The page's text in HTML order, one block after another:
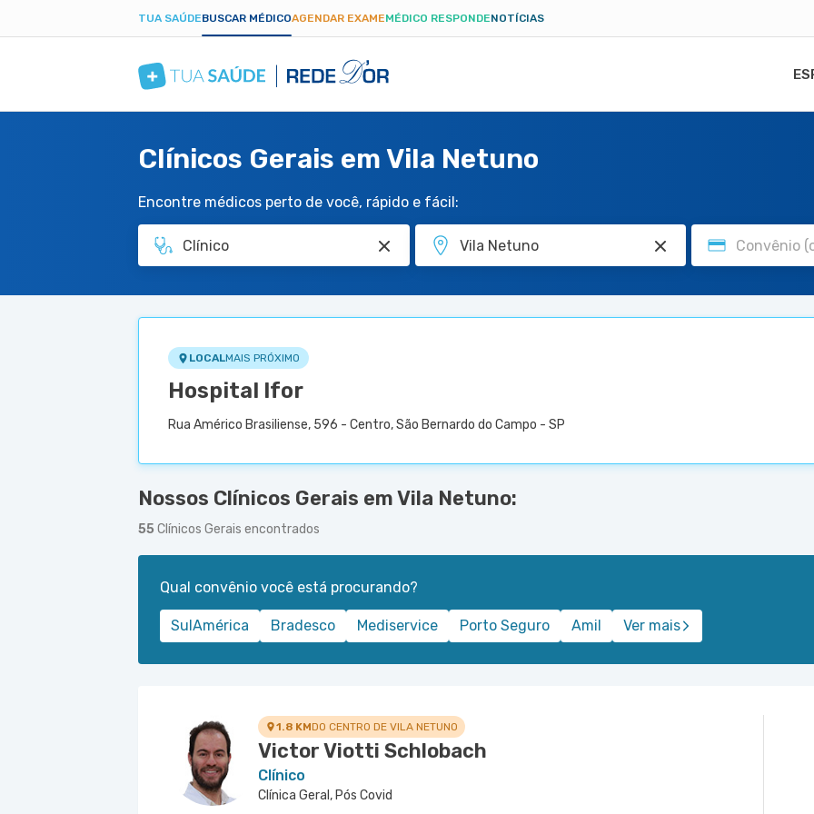
TUA SAÚDEBUSCAR MÉDICOAGENDAR EXAMEMÉDICO RESPONDENOTÍCIAS
Clínicos Gerais em Vila Netuno
Encontre médicos perto de você, rápido e fácil:
LOCALMAIS PRÓXIMO
Hospital Ifor
Rua Américo Brasiliense, 596 - Centro, São Bernardo do Campo - SP
Nossos Clínicos Gerais em Vila Netuno:
55 Clínicos Gerais encontrados
Qual convênio você está procurando?
SulAmérica Bradesco Mediservice Porto Seguro Amil Ver mais
1.8 KMDO CENTRO DE VILA NETUNO
Victor Viotti Schlobach
Clínico
Clínica Geral, Pós Covid